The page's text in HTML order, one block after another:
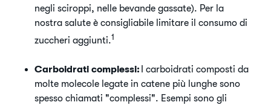
negli sciroppi, nelle bevande gassate). Per la
nostra salute è consigliabile limitare il consumo di
zuccheri aggiunti.1
Carboidrati complessi: I carboidrati composti da
molte molecole legate in catene più lunghe sono
spesso chiamati "complessi". Esempi sono gli